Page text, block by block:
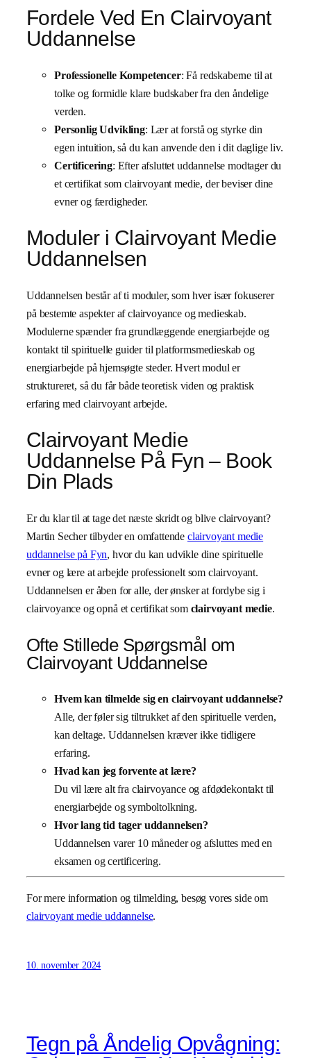
Fordele Ved En Clairvoyant
Uddannelse
Professionelle Kompetencer: Få redskaberne til at
tolke og formidle klare budskaber fra den åndelige
verden.
Personlig Udvikling: Lær at forstå og styrke din
egen intuition, så du kan anvende den i dit daglige liv.
Certificering: Efter afsluttet uddannelse modtager du
et certifikat som clairvoyant medie, der beviser dine
evner og færdigheder.
Moduler i Clairvoyant Medie
Uddannelsen
Uddannelsen består af ti moduler, som hver især fokuserer
på bestemte aspekter af clairvoyance og medieskab.
Modulerne spænder fra grundlæggende energiarbejde og
kontakt til spirituelle guider til platformsmedieskab og
energiarbejde på hjemsøgte steder. Hvert modul er
struktureret, så du får både teoretisk viden og praktisk
erfaring med clairvoyant arbejde.
Clairvoyant Medie
Uddannelse På Fyn – Book
Din Plads
Er du klar til at tage det næste skridt og blive clairvoyant?
Martin Secher tilbyder en omfattende clairvoyant medie
uddannelse på Fyn, hvor du kan udvikle dine spirituelle
evner og lære at arbejde professionelt som clairvoyant.
Uddannelsen er åben for alle, der ønsker at fordybe sig i
clairvoyance og opnå et certifikat som clairvoyant medie.
Ofte Stillede Spørgsmål om
Clairvoyant Uddannelse
Hvem kan tilmelde sig en clairvoyant uddannelse?
Alle, der føler sig tiltrukket af den spirituelle verden,
kan deltage. Uddannelsen kræver ikke tidligere
erfaring.
Hvad kan jeg forvente at lære?
Du vil lære alt fra clairvoyance og afdødekontakt til
energiarbejde og symboltolkning.
Hvor lang tid tager uddannelsen?
Uddannelsen varer 10 måneder og afsluttes med en
eksamen og certificering.
For mere information og tilmelding, besøg vores side om
clairvoyant medie uddannelse.
10. november 2024
Tegn på Åndelig Opvågning: